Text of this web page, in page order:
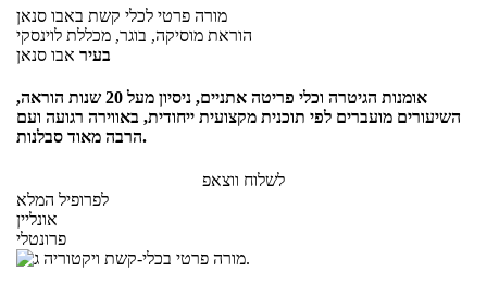
מורה פרטי לכלי קשת באבו סנאן
הוראת מוסיקה, בוגר, מכללת לוינסקי
בעיר אבו סנאן
אומנות הגיטרה וכלי פריטה אתניים, ניסיון מעל 20 שנות הוראה,
השיעורים מועברים לפי תוכנית מקצועית ייחודית, באווירה רגועה ועם
הרבה מאוד סבלנות.
לשלוח ווצאפ
לפרופיל המלא
אונליין
פרונטלי